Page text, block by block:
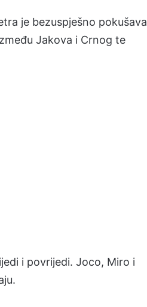
je bezuspješno pokušava
Jakova i Crnog te
i povrijedi. Joco, Miro i